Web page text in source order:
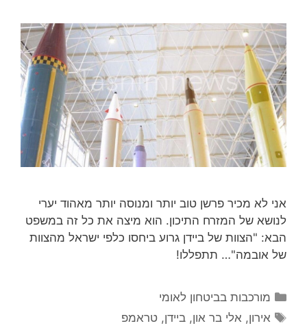
אני לא מכיר פרשן טוב יותר ומנוסה יותר מאהוד יערי
לנושא של המזרח התיכון. הוא מיצה את כל זה במשפט
הבא: "הצוות של ביידן גרוע ביחסו כלפי ישראל מהצוות
של אובמה"… תתפללו!
קטגוריות
מורכבות בביטחון לאומי
תגיות
אירון, אלי בר און,ביידן,טראמפ